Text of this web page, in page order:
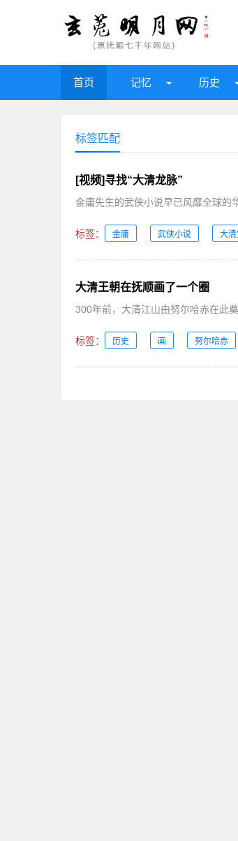
首页 记忆 历史
标签匹配
[视频]寻找“大清龙脉”
金庸先生的武侠小说早已风靡全球的
标签： 金庸 武侠小说 大
大清王朝在抚顺画了一个圈
300年前，大清江山由努尔哈赤在此
标签： 历史 画 努尔哈赤